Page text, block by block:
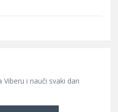
i nauči svaki dan